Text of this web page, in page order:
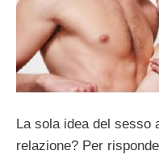
La sola idea del sesso
relazione? Per